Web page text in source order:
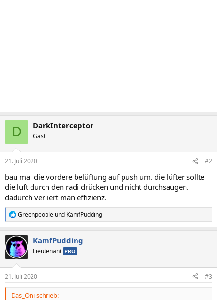
D DarkInterceptor
Gast
21. Juli 2020 #2
bau mal die vordere belüftung auf push um. die lüfter sollte
die luft durch den radi drücken und nicht durchsaugen.
dadurch verliert man effizienz.
R
e
k
t
i
e
n
Greenpeople und KamfPudding
KamfPudding
Lieutenant PRO
21. Juli 2020 #3
Das_Oni schrieb: